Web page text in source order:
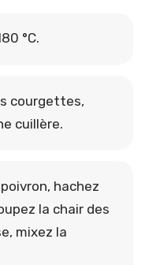
°C.
courgettes,
cuillère.
hachez
la chair des
mixez la